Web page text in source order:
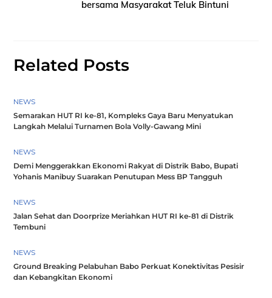
bersama Masyarakat Teluk Bintuni
Related Posts
NEWS
Semarakan HUT RI ke-81, Kompleks Gaya Baru Menyatukan
Langkah Melalui Turnamen Bola Volly-Gawang Mini
NEWS
Demi Menggerakkan Ekonomi Rakyat di Distrik Babo, Bupati
Yohanis Manibuy Suarakan Penutupan Mess BP Tangguh
NEWS
Jalan Sehat dan Doorprize Meriahkan HUT RI ke-81 di Distrik
Tembuni
NEWS
Ground Breaking Pelabuhan Babo Perkuat Konektivitas Pesisir
dan Kebangkitan Ekonomi